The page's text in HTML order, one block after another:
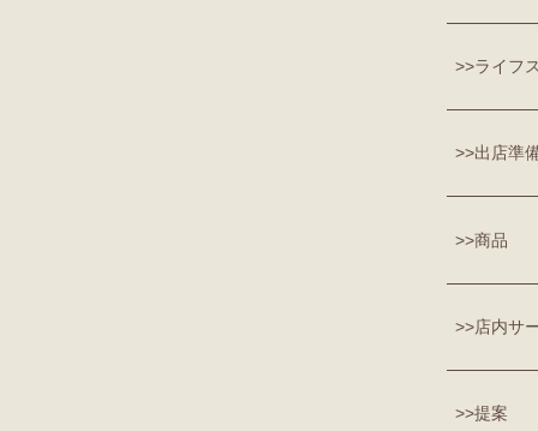
ライフ
出店準
商品
店内サ
提案